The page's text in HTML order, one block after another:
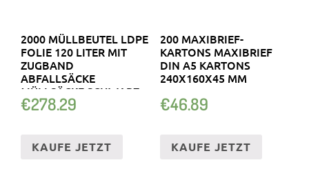
2000 MÜLLBEUTEL LDPE
FOLIE 120 LITER MIT
ZUGBAND
ABFALLSÄCKE
MÜLLSÄCKE SCHWARZ
€278.29
KAUFE JETZT
200 MAXIBRIEF-
KARTONS MAXIBRIEF
DIN A5 KARTONS
240X160X45 MM
€46.89
KAUFE JETZT